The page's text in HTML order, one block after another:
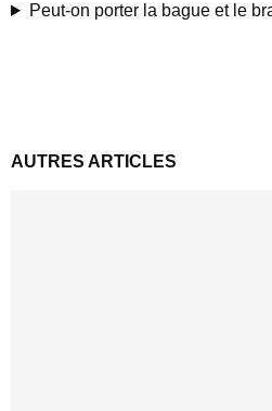
Peut-on porter la bague et le
AUTRES ARTICLES